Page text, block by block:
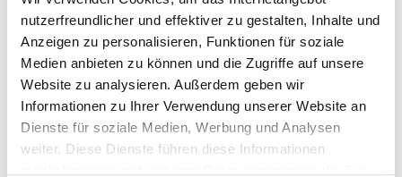
nutzerfreundlicher und effektiver zu gestalten, Inhalte und
Anzeigen zu personalisieren, Funktionen für soziale
Medien anbieten zu können und die Zugriffe auf unsere
Website zu analysieren. Außerdem geben wir
Informationen zu Ihrer Verwendung unserer Website an
Dienste für soziale Medien, Werbung und Analysen
weiter. Diese Dienste führen diese Informationen
Vorreiterrolle ein. Bis 2035 will sie klimaneutral sein
– und das Sanierungsinstrument ESC bildet den
zentralen Baustein, das Ziel im Gebäudesektor zu
erreichen. Im neuen Kurzfilm der Deutschen
Energie-Agentur (dena) berichten die Zuständigen
vom Zentralen Gebäudemanagement (ZGM
Krefeld) von ihrem Pilotprojekt. Schauen Sie rein!